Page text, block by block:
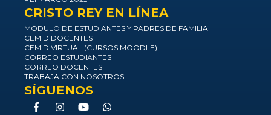
CRISTO REY EN LÍNEA
MÓDULO DE ESTUDIANTES Y PADRES DE FAMILIA
CEMID DOCENTES
CEMID VIRTUAL (CURSOS MOODLE)
CORREO ESTUDIANTES
CORREO DOCENTES
TRABAJA CON NOSOTROS
SÍGUENOS